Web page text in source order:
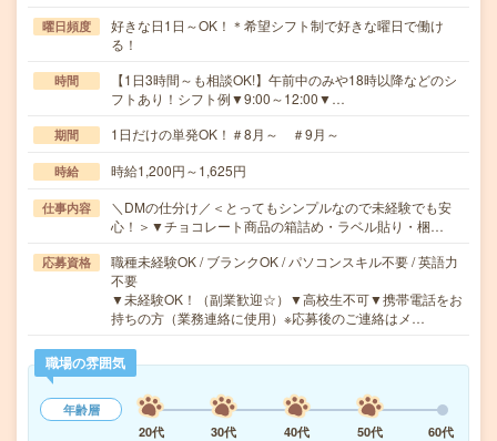
曜日頻度
好きな日1日～OK！＊希望シフト制で好きな曜日で働け
る！
時間
【1日3時間～も相談OK!】午前中のみや18時以降などのシ
フトあり！シフト例▼9:00～12:00▼…
期間 1日だけの単発OK！＃8月～ ＃9月～
時給 時給1,200円～1,625円
仕事内容
＼DMの仕分け／＜とってもシンプルなので未経験でも安
心！＞▼チョコレート商品の箱詰め・ラベル貼り・梱…
応募資格
職種未経験OK / ブランクOK / パソコンスキル不要 / 英語力
不要
▼未経験OK！（副業歓迎☆）▼高校生不可▼携帯電話をお
持ちの方（業務連絡に使用）※応募後のご連絡はメ…
職場の雰囲気
年齢層
20代
30代 40代 50代
60代